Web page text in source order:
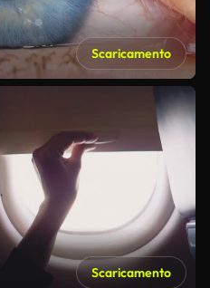
Scaricamento
Scaricamento